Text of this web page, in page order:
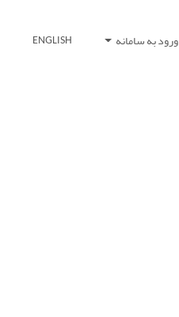
ورود به سامانه ENGLISH